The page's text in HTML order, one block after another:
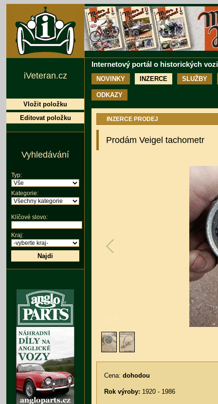
Internetový portál o historických
NOVINKY INZERCE SLUŽBY
ODKAZY
INZERCE PRODEJ
Prodám Veigel tachometr
/ 2
Cena: dohodou
Rok výroby: 1920 - 1986
iVeteran.cz
Vložit položku
Editovat položku
Vyhledávání
Typ:
Kategorie:
Klíčové slovo:
Kraj:
Najdi